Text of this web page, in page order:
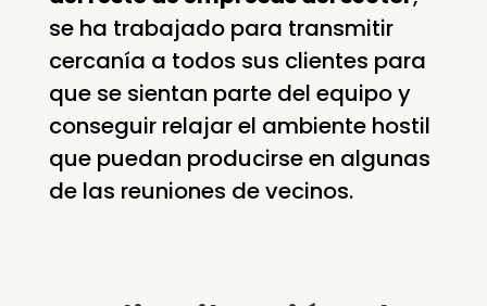
se ha trabajado para transmitir
cercanía a todos sus clientes para
que se sientan parte del equipo y
conseguir relajar el ambiente hostil
que puedan producirse en algunas
de las reuniones de vecinos.